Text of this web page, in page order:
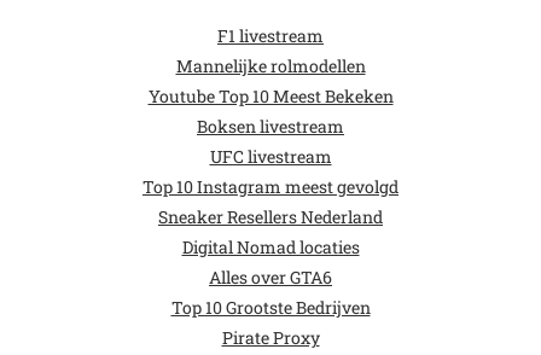
F1 livestream
Mannelijke rolmodellen
Youtube Top 10 Meest Bekeken
Boksen livestream
UFC livestream
Top 10 Instagram meest gevolgd
Sneaker Resellers Nederland
Digital Nomad locaties
Alles over GTA6
Top 10 Grootste Bedrijven
Pirate Proxy